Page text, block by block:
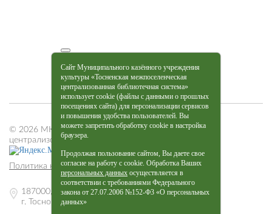
Сайт Муниципального казённого учреждения
культуры «Тосненская межпоселенческая
централизованная библиотечная система»
использует cookie (файлы с данными о прошлых
посещениях сайта) для персонализации сервисов
и повышения удобства пользователей. Вы
можете запретить обработку cookie в настройка
браузера.
Продолжая пользование сайтом, Вы даете свое
согласие на работу с cookie. Обработка Ваших
персональных данных осуществляется в
соответствии с требованиями Федерального
закона от 27.07.2006 №152-Ф3 «О персональных
данных»
© 2026 МКУК «Тосненская межпоселенческая
централизованная библиотечная система»
Политика конфиденциальности
187000, Ленинградская обл.,
г. Тосно, пр. Ленина, 27